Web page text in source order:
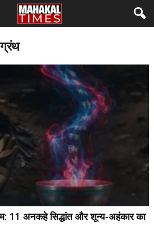
11 अनकहे सिद्धांत और शून्य-अहंकार का